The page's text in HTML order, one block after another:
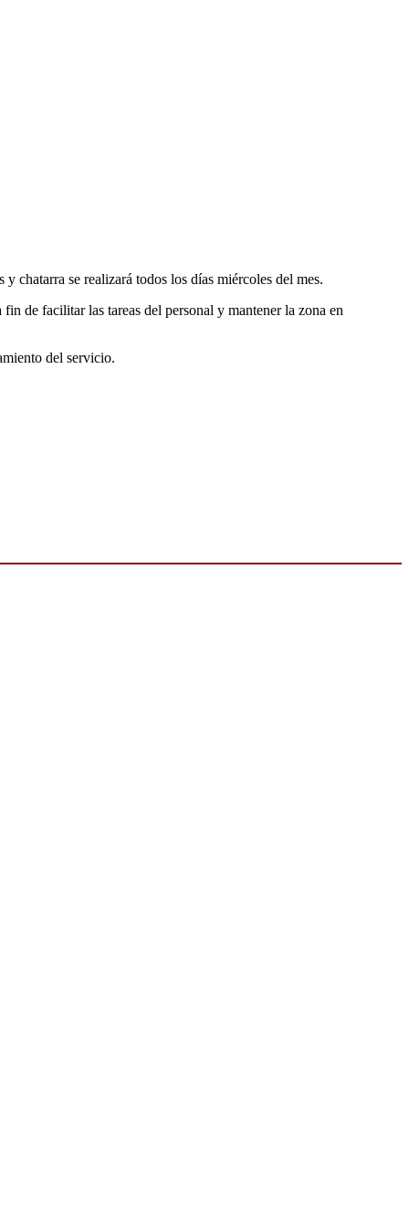
chatarra se realizará todos los días miércoles del mes.
de facilitar las tareas del personal y mantener la zona en
del servicio.